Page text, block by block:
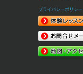
プライバシーポリシー